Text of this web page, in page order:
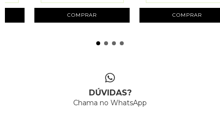
COMPRAR COMPRAR
DÚVIDAS?
Chama no WhatsApp